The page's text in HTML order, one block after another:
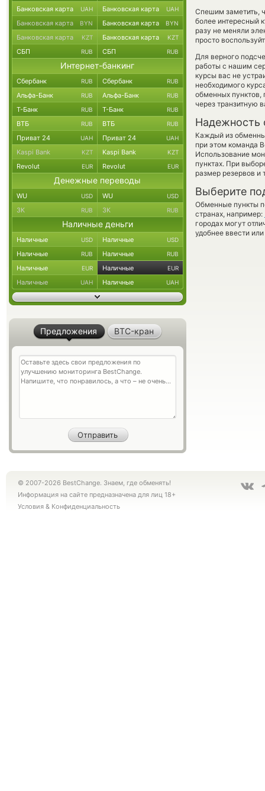
Спешим заметить,
более интересный
разу не меняли
просто
Для верного
работы с нашим
курсы вас не
необходимого
обменных
через транзитную
Надежность
Каждый из
при этом команда
Использование
пунктах. При
размер резервов и
Выберите
Обменные пункты
странах, например:
городах могут
удобнее ввести
Банковская карта UAH Банковская карта UAH
Банковская карта BYN Банковская карта BYN
Банковская карта KZT Банковская карта KZT
СБП RUB СБП RUB
Интернет-банкинг
Сбербанк RUB Сбербанк RUB
Альфа-Банк RUB Альфа-Банк RUB
Т-Банк RUB Т-Банк RUB
ВТБ RUB ВТБ RUB
Приват 24 UAH Приват 24 UAH
Kaspi Bank KZT Kaspi Bank KZT
Revolut EUR Revolut EUR
Денежные переводы
WU USD WU USD
ЗК RUB ЗК RUB
Наличные деньги
Наличные USD Наличные USD
Наличные RUB Наличные RUB
Наличные EUR Наличные EUR
Наличные UAH Наличные UAH
Предложения BTC-кран
© 2007-2026 BestChange. Знаем, где обменять!
Информация на сайте предназначена для лиц 18+
Условия & Конфиденциальность